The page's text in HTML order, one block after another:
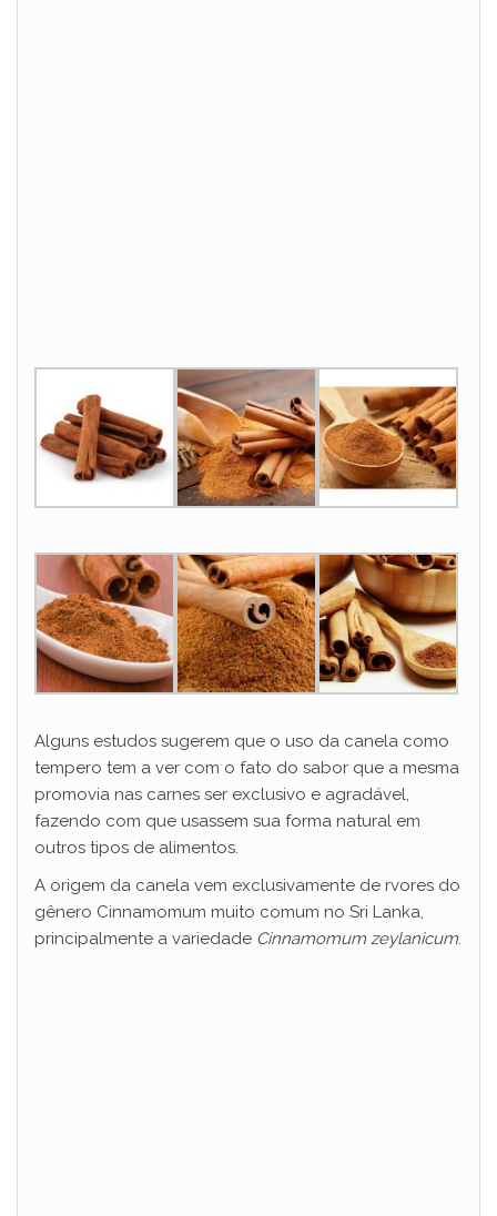
Alguns estudos sugerem que o uso da canela como
tempero tem a ver com o fato do sabor que a mesma
promovia nas carnes ser exclusivo e agradável,
fazendo com que usassem sua forma natural em
outros tipos de alimentos.
A origem da canela vem exclusivamente de rvores do
gênero Cinnamomum muito comum no Sri Lanka,
principalmente a variedade Cinnamomum zeylanicum.